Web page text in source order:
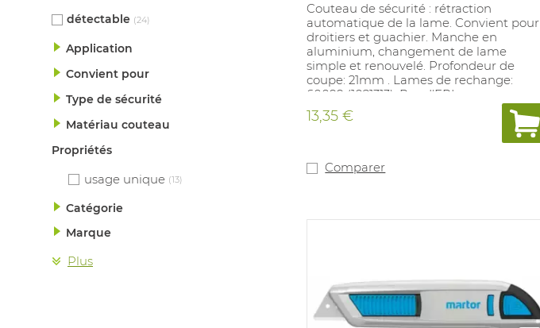
détectable (24)
Application
Convient pour
Type de sécurité
Matériau couteau
Propriétés
usage unique (13)
Catégorie
Marque
Plus
Couteau de sécurité : rétraction
automatique de la lame. Convient pour
droitiers et guachier. Manche en
aluminium, changement de lame
simple et renouvelé. Profondeur de
coupe: 21mm . Lames de rechange:
60099 (1021313). Pas d'EPI.
13,35 €
Comparer